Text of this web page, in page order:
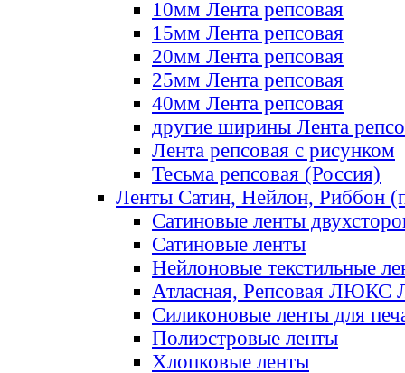
10мм Лента репсовая
15мм Лента репсовая
20мм Лента репсовая
25мм Лента репсовая
40мм Лента репсовая
другие ширины Лента
Лента репсовая с рисунком
Тесьма репсовая (Россия)
Ленты Сатин, Нейлон, Риббон
Сатиновые ленты
Сатиновые ленты
Нейлоновые текстильные
Атласная, Репсовая ЛЮКС
Силиконовые ленты для
Полиэстровые ленты
Хлопковые ленты